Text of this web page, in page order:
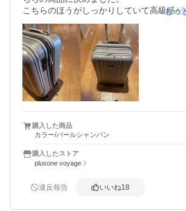
こちらのほうがしっかりしていて高級感が
若い人はレジェンドウォーカーのほうがポ
きかもしれません。
ストッパーは想像以上に便利で電車で手を
いので、今までは足で挟んだり苦労してま
も楽になりました。
音も静かで滑らかです。
耐久性はわかりません。
星一つ減らしたのは横にしたときに持つ所
っても不便でした。
意外と重いので横にするときに持つ所がな
変です。
れしづらい。
立てた状態でチャックを開けてメイン部分
もっ
購入した商品
カラー/パールシャンパン
購入したストア
plusone voyage
違反報告 いいね18